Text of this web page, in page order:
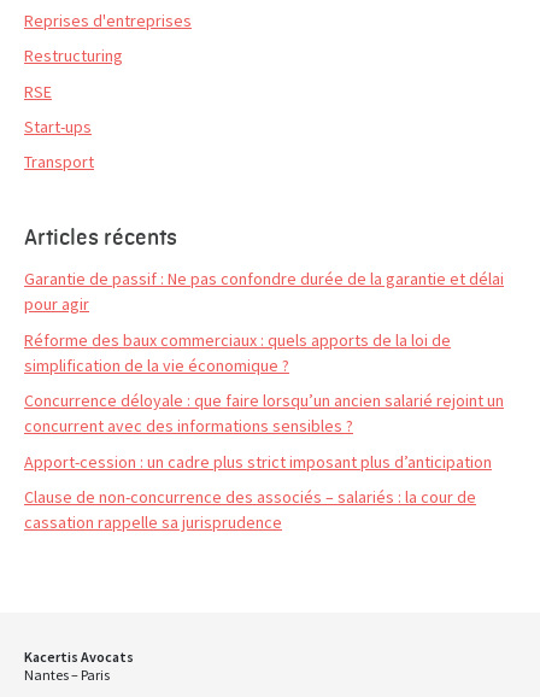
Reprises d'entreprises
Restructuring
RSE
Start-ups
Transport
Articles récents
Garantie de passif : Ne pas confondre durée de la garantie et délai
pour agir
Réforme des baux commerciaux : quels apports de la loi de
simplification de la vie économique ?
Concurrence déloyale : que faire lorsqu’un ancien salarié rejoint un
concurrent avec des informations sensibles ?
Apport-cession : un cadre plus strict imposant plus d’anticipation
Clause de non-concurrence des associés – salariés : la cour de
cassation rappelle sa jurisprudence
Kacertis Avocats
Nantes – Paris